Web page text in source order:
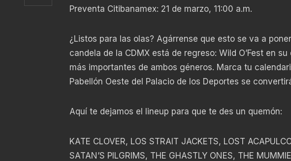
Preventa Citibanamex: 21 de marzo, 11:00 a.m.
¿Listos para las olas? Agárrense que esto se va a
candela de la CDMX está de regreso: Wild O’Fest en
más importantes de ambos géneros. Marca tu
Pabellón Oeste del Palacio de los Deportes se
Aquí te dejamos el lineup para que te des un quemón:
KATE CLOVER, LOS STRAIT JACKETS, LOST
SATAN’S PILGRIMS, THE GHASTLY ONES, THE